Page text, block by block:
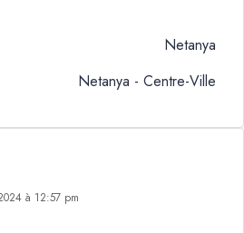
Netanya
Netanya - Centre-Ville
à 12:57 pm